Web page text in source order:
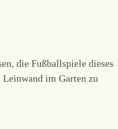
die Fußballspiele dieses
im Garten zu